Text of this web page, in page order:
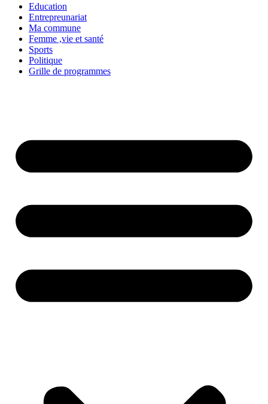
Education
Entrepreunariat
Ma commune
Femme ,vie et santé
Sports
Politique
Grille de programmes